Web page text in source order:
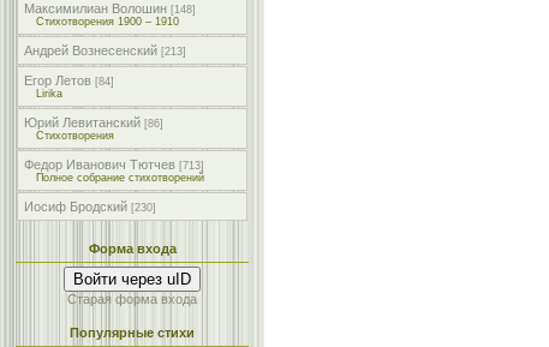
Максимилиан Волошин [148]
Стихотворения 1900 – 1910
Андрей Вознесенский [213]
Егор Летов [84]
Lirika
Юрий Левитанский [86]
Стихотворения
Федор Иванович Тютчев [713]
Полное собрание стихотворений
Иосиф Бродский [230]
Форма входа
Войти через uID
Старая форма входа
Популярные стихи